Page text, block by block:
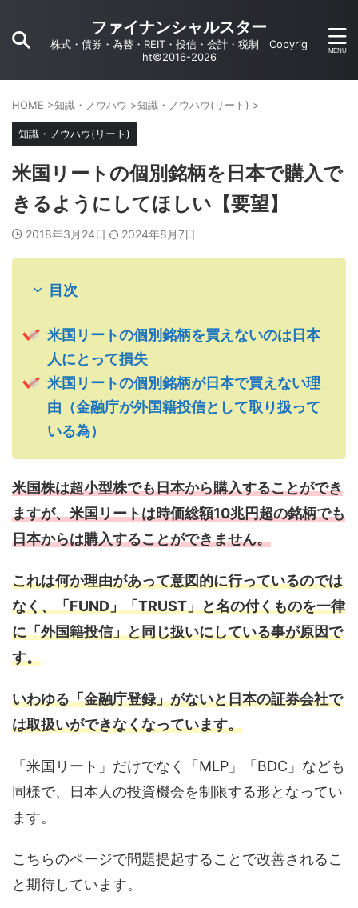
ファイナンシャルスター
株式・債券・為替・REIT・投信・会計・税制 Copyrig
ht©2016-2026
HOME >知識・ノウハウ >知識・ノウハウ(リート) >
知識・ノウハウ(リート)
米国リートの個別銘柄を日本で購入で
きるようにしてほしい【要望】
2018年3月24日 2024年8月7日
目次
米国リートの個別銘柄を買えないのは日本
人にとって損失
米国リートの個別銘柄が日本で買えない理
由（金融庁が外国籍投信として取り扱って
いる為）
米国株は超小型株でも日本から購入することができ
ますが、米国リートは時価総額10兆円超の銘柄でも
日本からは購入することができません。
これは何か理由があって意図的に行っているのでは
なく、「FUND」「TRUST」と名の付くものを一律
に「外国籍投信」と同じ扱いにしている事が原因で
す。
いわゆる「金融庁登録」がないと日本の証券会社で
は取扱いができなくなっています。
「米国リート」だけでなく「MLP」「BDC」なども
同様で、日本人の投資機会を制限する形となってい
ます。
こちらのページで問題提起することで改善されるこ
と期待しています。